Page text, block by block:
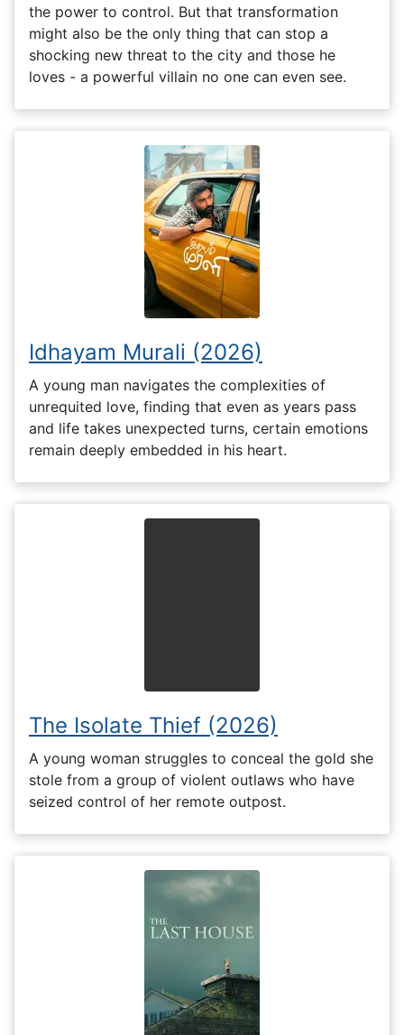
the power to control. But that transformation
might also be the only thing that can stop a
shocking new threat to the city and those he
loves - a powerful villain no one can even see.
Idhayam Murali (2026)
A young man navigates the complexities of
unrequited love, finding that even as years pass
and life takes unexpected turns, certain emotions
remain deeply embedded in his heart.
The Isolate Thief (2026)
A young woman struggles to conceal the gold she
stole from a group of violent outlaws who have
seized control of her remote outpost.